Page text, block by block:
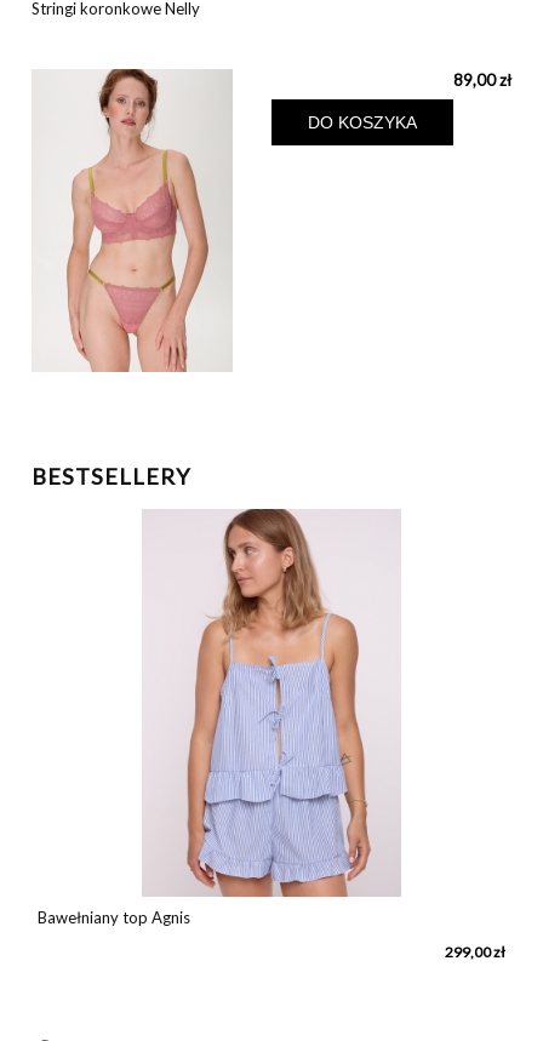
Stringi koronkowe Nelly
89,00 zł
DO KOSZYKA
BESTSELLERY
Bawełniany top Agnis
299,00 zł